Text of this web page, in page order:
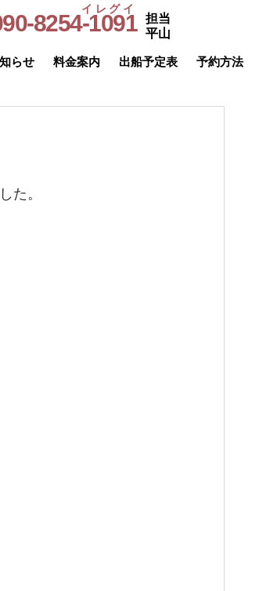
イレグイ
担当
平山
8254-1091
らせ 料金案内 出船予定表 予約方法
た。